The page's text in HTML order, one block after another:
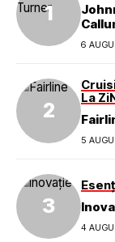
6
La Zi
5
4